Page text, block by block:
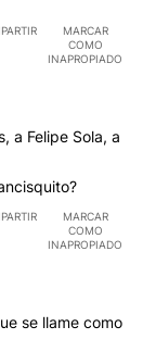
MARCAR
COMO
INAPROPIADO
a Felipe Sola, a
MARCAR
COMO
INAPROPIADO
se llame como